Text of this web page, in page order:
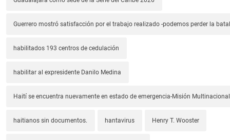
Guerrero mostró satisfacción por el trabajo realizado -podemos perder la
habilitados 193 centros de cedulación
habilitar al expresidente Danilo Medina
Haití se encuentra nuevamente en estado de emergencia-Misión
haitianos sin documentos. hantavirus Henry T. Wooster